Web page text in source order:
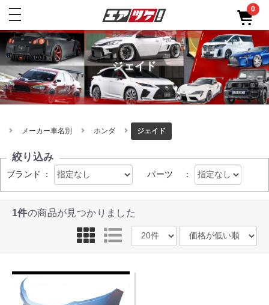
toggle
0
ジェイド
メーカー車名別 ホンダ ジェイド
絞り込み
ブランド ： パーツ ：
1件の商品が見つかりました